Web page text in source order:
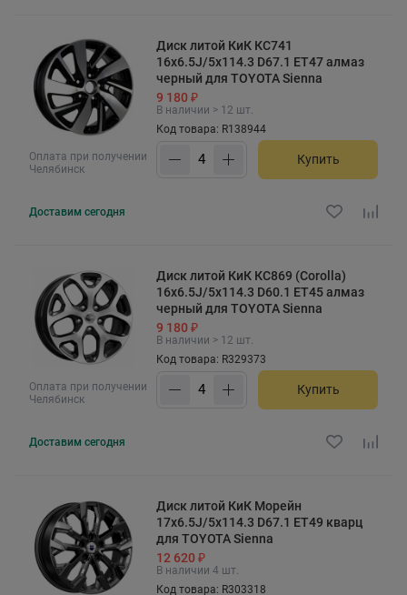
Оплата при получении
Челябинск
Диск литой КиК КС741
16x6.5J/5x114.3 D67.1 ET47 алмаз
черный для TOYOTA Sienna
9 180 ₽
В наличии > 12 шт.
Код товара: R138944
Купить
Доставим сегодня
Оплата при получении
Челябинск
Диск литой КиК КС869 (Corolla)
16x6.5J/5x114.3 D60.1 ET45 алмаз
черный для TOYOTA Sienna
9 180 ₽
В наличии > 12 шт.
Код товара: R329373
Купить
Доставим сегодня
Диск литой КиК Морейн
17x6.5J/5x114.3 D67.1 ET49 кварц
для TOYOTA Sienna
12 620 ₽
В наличии 4 шт.
Код товара: R303318